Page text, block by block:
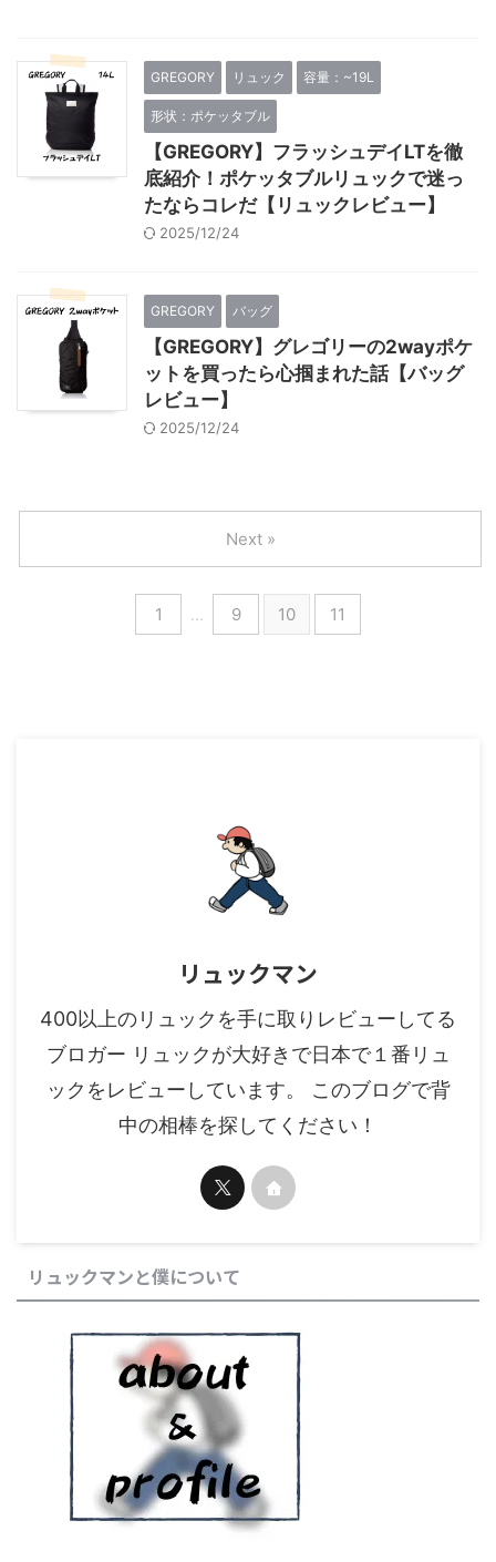
GREGORY リュック 容量：~19L
形状：ポケッタブル
【GREGORY】フラッシュデイLTを徹
底紹介！ポケッタブルリュックで迷っ
たならコレだ【リュックレビュー】
2025/12/24
GREGORY バッグ
【GREGORY】グレゴリーの2wayポケ
ットを買ったら心掴まれた話【バッグ
レビュー】
2025/12/24
1 … 9 10 11
Next »
リュックマン
400以上のリュックを手に取りレビューしてる
ブロガー リュックが大好きで日本で１番リュ
ックをレビューしています。 このブログで背
中の相棒を探してください！
リュックマンと僕について